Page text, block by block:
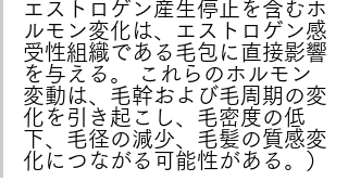
エストロゲン産生停止を含むホ
ルモン変化は、エストロゲン感
受性組織である毛包に直接影響
を与える。 これらのホルモン
変動は、毛幹および毛周期の変
化を引き起こし、毛密度の低
下、毛径の減少、毛髪の質感変
化につながる可能性がある。）